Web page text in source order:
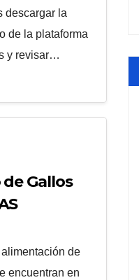
descargar la
de la plataforma
y revisar…
Gallos
de
encuentran en